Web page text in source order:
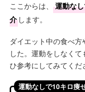
ここからは、
運動な
介 します。
ダイエット中の食べ
した。運動をしなく
ひ参考にしてみてくだ
運動なしで10キロ痩